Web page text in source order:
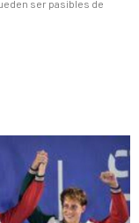
ser pasibles de